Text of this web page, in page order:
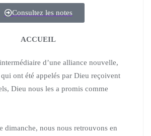
Consultez les notes
ACCUEIL
d’une alliance nouvelle,
ont été appelés par Dieu reçoivent
Dieu nous les a promis comme
dimanche, nous nous retrouvons en